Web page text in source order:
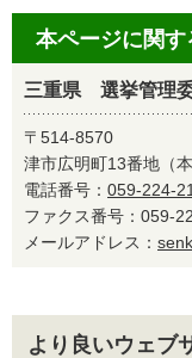
本ページに関
三重県 選挙管理
〒514-8570
津市広明町13番地（本
電話番号： 059-224-
ファクス番号：059-
メールアドレス：
より良いウェブ